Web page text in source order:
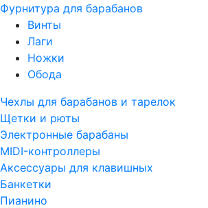
Фурнитура для барабанов
Винты
Лаги
Ножки
Обода
Чехлы для барабанов и тарелок
Щетки и рюты
Электронные барабаны
MIDI-контроллеры
Аксессуары для клавишных
Банкетки
Пианино